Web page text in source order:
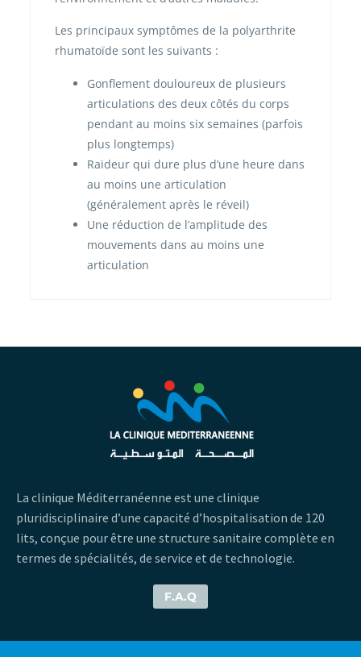
Les principaux symptômes de la polyarthrite
rhumatoïde sont les suivants :
Gonflement douloureux de plusieurs
articulations des deux côtés du corps
pendant au moins six semaines (parfois
plus longtemps)
Raideur qui dure plus d’une heure dans
au moins une articulation
(généralement après le réveil)
Une réduction de l’amplitude des
mouvements dans au moins une
articulation
La clinique Méditerranéenne est une clinique
pluridisciplinaire d’une capacité d’hospitalisation de 120
lits, conçue pour être une structure sanitaire complète en
termes de spécialités, de service et de technologie.
F.A.Q